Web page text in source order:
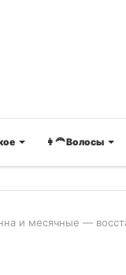
👩‍🦰 Волосы
и месячные —